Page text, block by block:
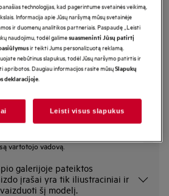
rinkinys
AEG kepimo akmeniu.
kepimo akmuo, ližė ir pjaustyklė.
kepimo akmuo užtikrina geresnį skonį ir
vartotojo vadovą.
galerijoje pateiktos
įrašai yra tik iliustraciniai ir
šį modelį.
technologijas, kad pagerintume svetainės veikimą,
Informacija apie Jūsų naršymą mūsų svetainėje
ir duomenų analitikos partneriais. Paspaudę „Leisti
naudojimu, todėl galimesuasmeninti Jūsų patirtį
ir teikti Jums personalizuotą reklamą.
nebūtinus slapukus, todėl Jūsų naršymo patirtis ir
apribotos. Daugiau informacijos rasite mūsųSlapukų
deklaracijoje.
Leisti visus slapukus